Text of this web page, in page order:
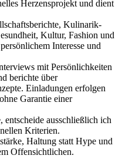
Herzensprojekt und dient
Kulinarik-
Kultur, Fashion und
Interesse und
mit Persönlichkeiten
berichte über
Einladungen erfolgen
Garantie einer
ausschließlich ich
Kriterien.
Haltung statt Hype und
Offensichtlichen.